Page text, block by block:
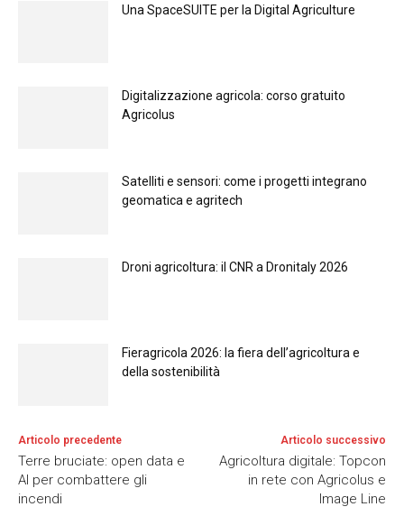
Una SpaceSUITE per la Digital Agriculture
Digitalizzazione agricola: corso gratuito
Agricolus
Satelliti e sensori: come i progetti integrano
geomatica e agritech
Droni agricoltura: il CNR a Dronitaly 2026
Fieragricola 2026: la fiera dell’agricoltura e
della sostenibilità
Articolo precedente
Terre bruciate: open data e
AI per combattere gli
incendi
Articolo successivo
Agricoltura digitale: Topcon
in rete con Agricolus e
Image Line